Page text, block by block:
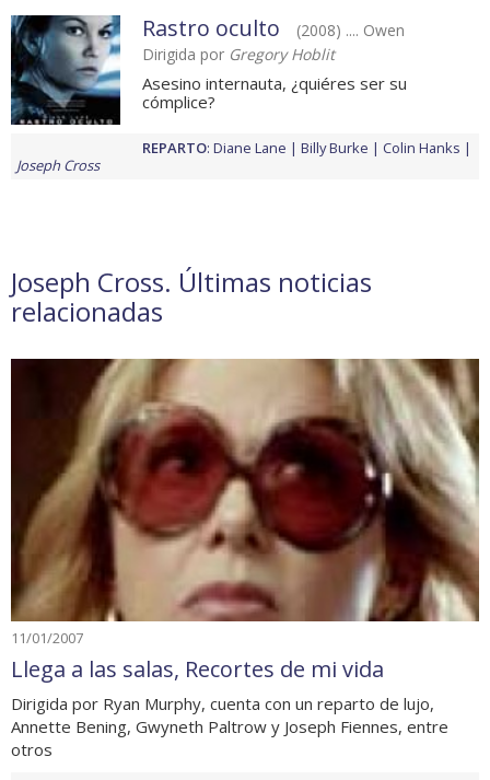
Rastro oculto
(2008) .... Owen
Dirigida por Gregory Hoblit
Asesino internauta, ¿quiéres ser su
cómplice?
REPARTO: Diane Lane Billy Burke
Colin Hanks
Joseph Cross
Joseph Cross. Últimas noticias
relacionadas
11/01/2007
Llega a las salas, Recortes de mi vida
Dirigida por Ryan Murphy, cuenta con un reparto de lujo,
Annette Bening, Gwyneth Paltrow y Joseph Fiennes, entre
otros